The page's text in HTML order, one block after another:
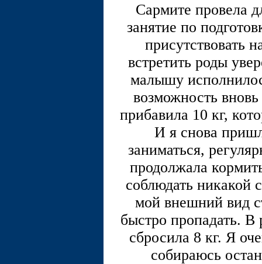
Сармите провела
занятие по
присутствовать
встретить роды
малышу
возможность вновь
прибавила 10 кг,
И я снова
заниматься,
продолжала
соблюдать никакой
мой внешний вид
быстро пропадать. В
сбросила 8 кг. Я
собираюсь